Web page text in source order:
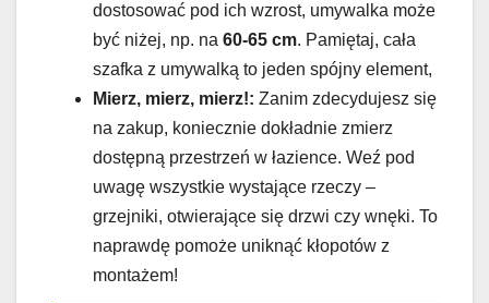
dostosować pod ich wzrost, umywalka może
być niżej, np. na 60-65 cm. Pamiętaj, cała
szafka z umywalką to jeden spójny element,
Mierz, mierz, mierz!: Zanim zdecydujesz się
na zakup, koniecznie dokładnie zmierz
dostępną przestrzeń w łazience. Weź pod
uwagę wszystkie wystające rzeczy –
grzejniki, otwierające się drzwi czy wnęki. To
naprawdę pomoże uniknąć kłopotów z
montażem!